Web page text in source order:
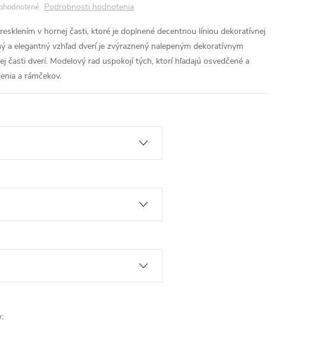
Podrobnosti hodnotenia
v hornej časti, ktoré je doplnené decentnou líniou dekoratívnej
a elegantný vzhľad dverí je zvýraznený nalepeným dekoratívnym
časti dverí. Modelový rad uspokojí tých, ktorí hľadajú osvedčené a
a rámčekov.